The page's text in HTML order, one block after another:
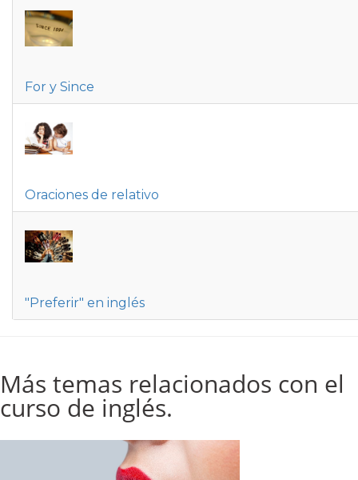
For y Since
Oraciones de relativo
"Preferir" en inglés
Más temas relacionados con el
curso de inglés.